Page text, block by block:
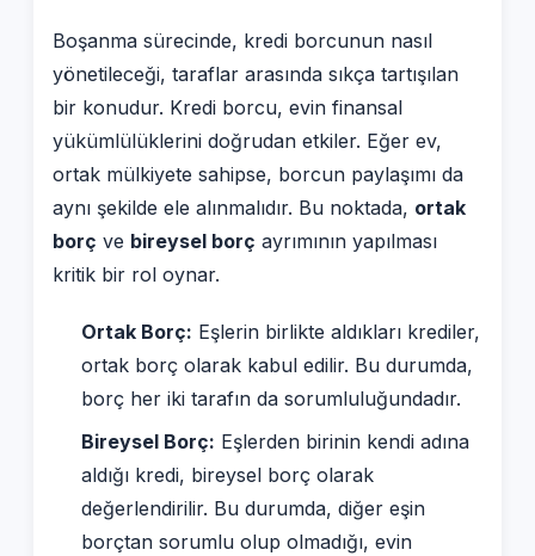
Boşanma sürecinde, kredi borcunun nasıl
yönetileceği, taraflar arasında sıkça tartışılan
bir konudur. Kredi borcu, evin finansal
yükümlülüklerini doğrudan etkiler. Eğer ev,
ortak mülkiyete sahipse, borcun paylaşımı da
aynı şekilde ele alınmalıdır. Bu noktada, ortak
borç ve bireysel borç ayrımının yapılması
kritik bir rol oynar.
Ortak Borç: Eşlerin birlikte aldıkları krediler,
ortak borç olarak kabul edilir. Bu durumda,
borç her iki tarafın da sorumluluğundadır.
Bireysel Borç: Eşlerden birinin kendi adına
aldığı kredi, bireysel borç olarak
değerlendirilir. Bu durumda, diğer eşin
borçtan sorumlu olup olmadığı, evin